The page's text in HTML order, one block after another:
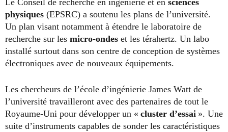
Le Conseil de recherche en ingénierie et en sciences
physiques (EPSRC) a soutenu les plans de l’université.
Un plan visant notamment à étendre le laboratoire de
recherche sur les micro-ondes et les térahertz. Un labo
installé surtout dans son centre de conception de systèmes
électroniques avec de nouveaux équipements.
Les chercheurs de l’école d’ingénierie James Watt de
l’université travailleront avec des partenaires de tout le
Royaume-Uni pour développer un « cluster d’essai ». Une
suite d’instruments capables de sonder les caractéristiques